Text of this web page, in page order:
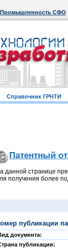
Промышленность СФО
Справочник ГРНТИ
Патентный
данной странице
получения более
публикации
документа:
публикации: